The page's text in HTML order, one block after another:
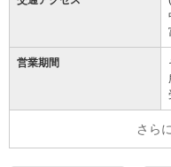
営業期間
さら